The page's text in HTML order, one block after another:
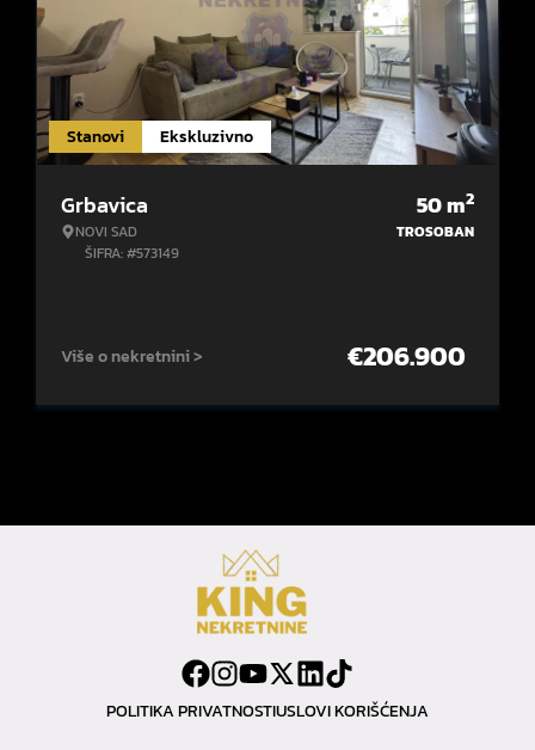
Stanovi Ekskluzivno
Grbavica
NOVI SAD
ŠIFRA: #573149
50m2
TROSOBAN
Više o nekretnini > €206.900
POLITIKA PRIVATNOSTIUSLOVI KORIŠĆENJA